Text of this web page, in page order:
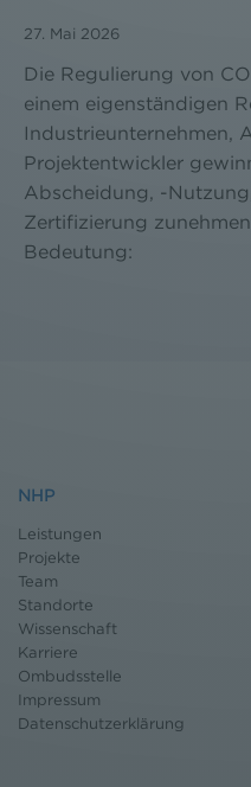
27. Mai 2026
Die Regulierung von
einem eigenständigen
Industrieunternehmen,
Projektentwickler
Abscheidung, -
Zertifizierung
Bedeutung:
NHP
Leistungen
Projekte
Team
Standorte
Wissenschaft
Karriere
Ombudsstelle
Impressum
Datenschutzerklärung